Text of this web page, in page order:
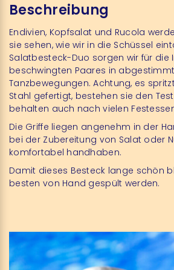
Beschreibung
Endivien, Kopfsalat und Rucola
sie sehen, wie wir in die Schüssel
Salatbesteck-Duo sorgen wir für die
beschwingten Paares in
Tanzbewegungen. Achtung, es
Stahl gefertigt, bestehen sie den
behalten auch nach vielen
Die Griffe liegen angenehm in der
bei der Zubereitung von Salat oder
komfortabel handhaben.
Damit dieses Besteck lange schön
besten von Hand gespült werden.